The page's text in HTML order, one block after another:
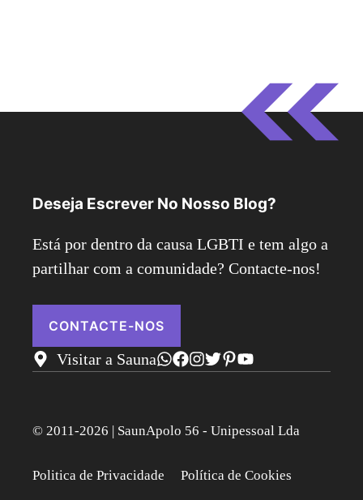
Deseja Escrever No Nosso Blog?
Está por dentro da causa LGBTI e tem algo a
partilhar com a comunidade? Contacte-nos!
CONTACTE-NOS
Visitar a Sauna
© 2011-2026 | SaunApolo 56 - Unipessoal Lda
Politica de Privacidade Política de Cookies